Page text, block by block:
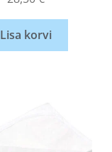
Lisa korvi